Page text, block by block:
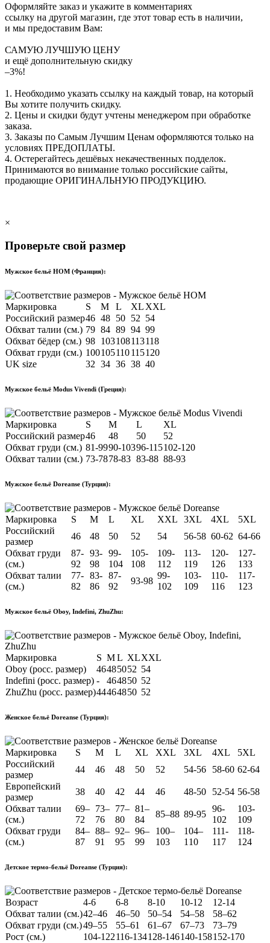
Оформляйте заказ и укажите в комментариях
ссылку на другой магазин, где этот товар есть в наличии,
и мы предоставим Вам:
САМУЮ ЛУЧШУЮ ЦЕНУ
и ещё дополнительную скидку
–3%!
1. Необходимо указать ссылку на каждый товар, на который
Вы хотите получить скидку.
2. Цены и скидки будут учтены менеджером при обработке
заказа.
3. Заказы по Самым Лучшим Ценам оформляются только на
условиях ПРЕДОПЛАТЫ.
4. Остерегайтесь дешёвых некачественных подделок.
Принимаются во внимание только российские сайты,
продающие ОРИГИНАЛЬНУЮ ПРОДУКЦИЮ.
×
Проверьте свой размер
Мужское бельё HOM (Франция):
Маркировка S M L XL XXL
Российский размер46 48 50 52 54
Обхват талии (см.) 79 84 89 94 99
Обхват бёдер (см.) 98 103108113118
Обхват груди (см.) 100105110115120
UK size
32 34 36 38 40
Мужское бельё Modus Vivendi (Греция):
Маркировка S M L
XL
Российский размер46 48 50
52
Обхват груди (см.) 81-9990-10396-115102-120
Обхват талии (см.) 73-7878-83 83-88 88-93
Мужское бельё Doreanse (Турция):
Маркировка S M L XL XXL 3XL 4XL
5XL
Российский
размер
46 48 50 52 54 56-58 60-62 64-66
Обхват груди
(см.)
87-
92
93-
98
99-
104
105-
108
109-
112
113-
119
120-
126
127-
133
Обхват талии
(см.)
77-
82
83-
86
87-
92
93-98
99-
102
103-
109
110-
116
117-
123
Мужское бельё Oboy, Indefini, ZhuZhu:
Маркировка S ML XLXXL
Oboy (росс. размер)
46485052 54
Indefini (росс. размер) - 464850 52
ZhuZhu (росс. размер)44464850 52
Женское бельё Doreanse (Турция):
Маркировка S M L XL XXL 3XL 4XL
5XL
Российский
размер
44 46 48 50 52 54-56 58-60 62-64
Европейский
размер
38 40 42 44 46 48-50 52-54 56-58
Обхват талии
(см.)
69–
72
73–
76
77–
80
81–
84
85–88 89-95
96-
102
103-
109
Обхват груди
(см.)
84–
87
88–
91
92–
95
96–
99
100–
103
104–
110
111-
117
118-
124
Детское термо-бельё Doreanse (Турция):
Возраст 4-6 6-8 8-10 10-12
12-14
Обхват талии (см.)42–46 46–50 50–54 54–58
58–62
Обхват груди (см.)49–55 55–61 61–67 67–73
73–79
Рост (см.)
104-122116-134128-146140-158152-170